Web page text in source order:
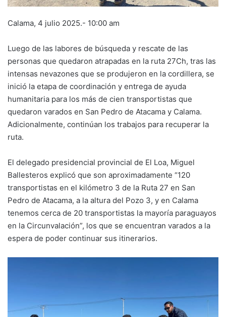
Calama, 4 julio 2025.- 10:00 am
Luego de las labores de búsqueda y rescate de las
personas que quedaron atrapadas en la ruta 27Ch, tras las
intensas nevazones que se produjeron en la cordillera, se
inició la etapa de coordinación y entrega de ayuda
humanitaria para los más de cien transportistas que
quedaron varados en San Pedro de Atacama y Calama.
Adicionalmente, continúan los trabajos para recuperar la
ruta.
El delegado presidencial provincial de El Loa, Miguel
Ballesteros explicó que son aproximadamente “120
transportistas en el kilómetro 3 de la Ruta 27 en San
Pedro de Atacama, a la altura del Pozo 3, y en Calama
tenemos cerca de 20 transportistas la mayoría paraguayos
en la Circunvalación”, los que se encuentran varados a la
espera de poder continuar sus itinerarios.